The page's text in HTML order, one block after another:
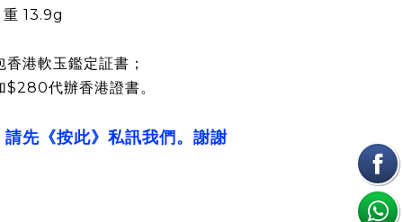
13.9g
港軟玉鑑定証書；
$280代辦香港證書。
先《按此》私訊我們。謝謝